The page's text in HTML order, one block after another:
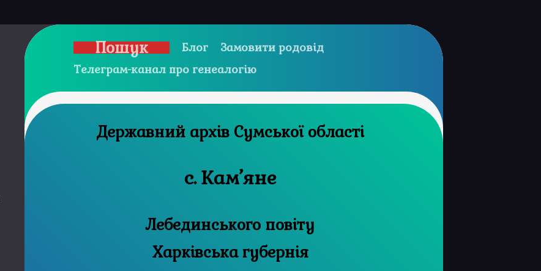
Пошук Блог
Замовити родовід
Телеграм-канал про генеалогію
Державний архів Сумської області
с. Кам’яне
Лебединського повіту
Харківська губернія